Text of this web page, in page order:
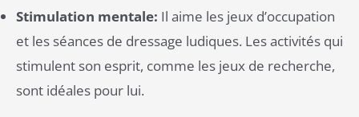
Stimulation mentale: Il aime les jeux d’occupation
et les séances de dressage ludiques. Les activités qui
stimulent son esprit, comme les jeux de recherche,
sont idéales pour lui.